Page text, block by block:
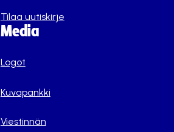
Tilaa uutiskirje
Media
Logot
Kuvapankki
Viestinnän